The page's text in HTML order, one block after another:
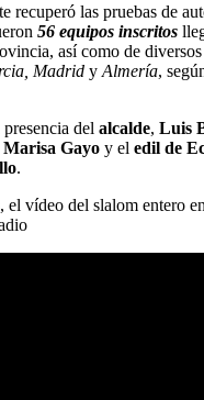
recuperó las pruebas de
56 equipos inscritos
así como de
Madrid y Almería,
del alcalde, Luis
Marisa Gayo y el edil de
.
el vídeo del slalom entero